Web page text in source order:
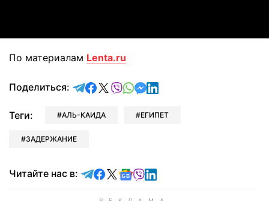
По материалам Lenta.ru
Поделиться: отправить в Telegram
поделиться в Facebook
поделиться в X
отправить в Viber
отправить в Whatsapp
отправить в Messenger
отправить в LinkedIn
Теги: АЛЬ-КАИДА ЕГИПЕТ
ЗАДЕРЖАНИЕ
Читайте нас в: Читайте в Telegram
Читайте в Facebook
Читайте в X
Читайте в Google news
Читайте в Viber
Читайте в LinkedIn